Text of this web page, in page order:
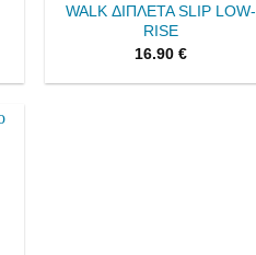
WALK ΔΙΠΛΕΤΑ SLIP LOW-
RISE
16.90€